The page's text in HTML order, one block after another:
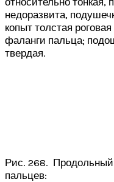
недоразвита,
копыт толстая
фаланги пальца;
твердая.
Рис. 268. Продольный
пальцев: